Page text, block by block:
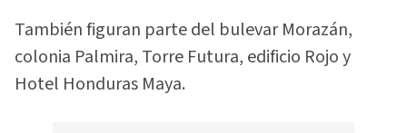
También figuran parte del bulevar Morazán,
colonia Palmira, Torre Futura, edificio Rojo y
Hotel Honduras Maya.